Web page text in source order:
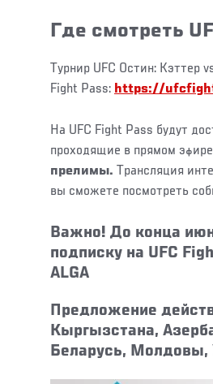
Где смотреть
Турнир UFC Остин: Кэттер
Fight Pass: https://
На UFC Fight Pass будут
проходящие в прямом
прелимы. Трансляция
вы сможете посмотреть
Важно! До конца
подписку на UFC
ALGA
Предложение
Кыргызстана,
Беларусь, Молдовы,